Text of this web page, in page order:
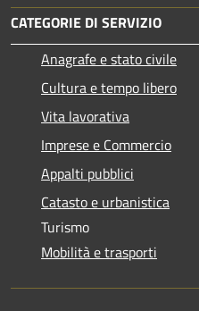
CATEGORIE DI SERVIZIO
Anagrafe e stato civile
Cultura e tempo libero
Vita lavorativa
Imprese e Commercio
Appalti pubblici
Catasto e urbanistica
Turismo
Mobilità e trasporti